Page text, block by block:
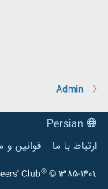
Admin
ارتباط با ما
قوانین و
Club® © 1385-1401.